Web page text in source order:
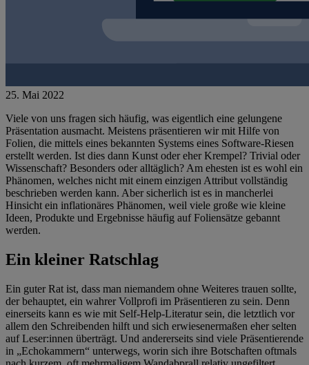
25. Mai 2022
Viele von uns fragen sich häufig, was eigentlich eine gelungene
Präsentation ausmacht. Meistens präsentieren wir mit Hilfe von
Folien, die mittels eines bekannten Systems eines Software-Riesen
erstellt werden. Ist dies dann Kunst oder eher Krempel? Trivial oder
Wissenschaft? Besonders oder alltäglich? Am ehesten ist es wohl ein
Phänomen, welches nicht mit einem einzigen Attribut vollständig
beschrieben werden kann. Aber sicherlich ist es in mancherlei
Hinsicht ein inflationäres Phänomen, weil viele große wie kleine
Ideen, Produkte und Ergebnisse häufig auf Foliensätze gebannt
werden.
Ein kleiner Ratschlag
Ein guter Rat ist, dass man niemandem ohne Weiteres trauen sollte,
der behauptet, ein wahrer Vollprofi im Präsentieren zu sein. Denn
einerseits kann es wie mit Self-Help-Literatur sein, die letztlich vor
allem den Schreibenden hilft und sich erwiesenermaßen eher selten
auf Leser:innen überträgt. Und andererseits sind viele Präsentierende
in „Echokammern“ unterwegs, worin sich ihre Botschaften oftmals